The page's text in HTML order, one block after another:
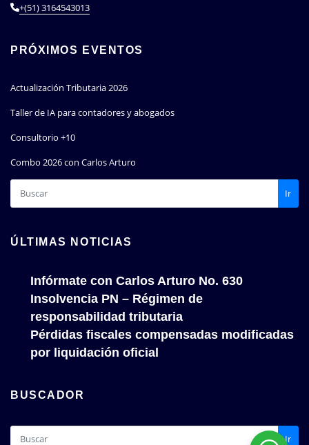
+(51) 3164543013
PRÓXIMOS EVENTOS
Actualización Tributaria 2026
Taller de IA para contadores y abogados
Consultorio +10
Combo 2026 con Carlos Arturo
Ir
ÚLTIMAS NOTICIAS
Infórmate con Carlos Arturo No. 630
Insolvencia PN – Régimen de
responsabilidad tributaria
Pérdidas fiscales compensadas modificadas
por liquidación oficial
BUSCADOR
Ir